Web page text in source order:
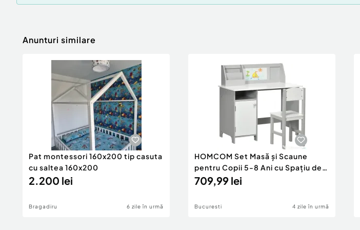
Anunturi similare
Pat montessori 160x200 tip casuta
cu saltea 160x200
2.200 lei
Bragadiru 6 zile în urmă
HOMCOM Set Masă și Scaune
pentru Copii 5-8 Ani cu Spațiu de
Depozitare, Tablă și Scaun,
709,99 lei
Bucuresti 4 zile în urmă